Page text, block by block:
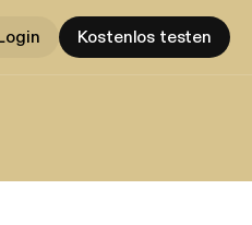
Kostenlos testen